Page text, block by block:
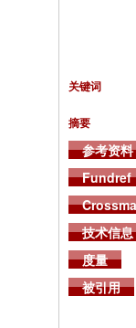
关键词
摘要
参考资料
Fundref
技术信息
度量
被引用